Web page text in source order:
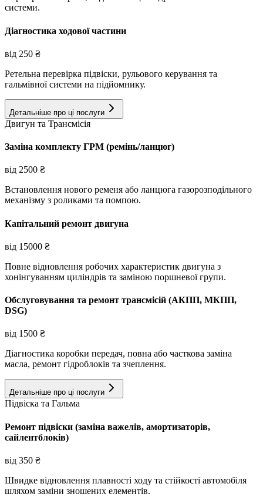
системи.
Діагностика ходової частини
від 250 ₴
Ретельна перевірка підвіски, рульового керування та
гальмівної системи на підйомнику.
Детальніше про ці послуги
Двигун та Трансмісія
Заміна комплекту ГРМ (ремінь/ланцюг)
від 2500 ₴
Встановлення нового ременя або ланцюга газорозподільного
механізму з роликами та помпою.
Капітальний ремонт двигуна
від 15000 ₴
Повне відновлення робочих характеристик двигуна з
хонінгуванням циліндрів та заміною поршневої групи.
Обслуговування та ремонт трансмісій (АКПП, МКПП,
DSG)
від 1500 ₴
Діагностика коробки передач, повна або часткова заміна
масла, ремонт гідроблоків та зчеплення.
Детальніше про ці послуги
Підвіска та Гальма
Ремонт підвіски (заміна важелів, амортизаторів,
сайлентблоків)
від 350 ₴
Швидке відновлення плавності ходу та стійкості автомобіля
шляхом заміни зношених елементів.